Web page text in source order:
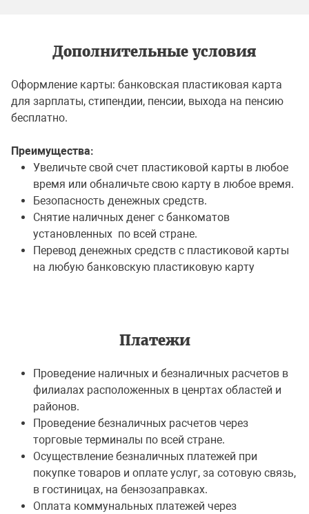
Дополнительные условия
Оформление карты: банковская пластиковая карта
для зарплаты, стипендии, пенсии, выхода на пенсию
бесплатно.
Преимущества:
Увеличьте свой счет пластиковой карты в любое
время или обналичьте свою карту в любое время.
Безопасность денежных средств.
Снятие наличных денег с банкоматов
установленных по всей стране.
Перевод денежных средств с пластиковой карты
на любую банковскую пластиковую карту
Платежи
Проведение наличных и безналичных расчетов в
филиалах расположенных в ценртах областей и
районов.
Проведение безналичных расчетов через
торговые терминалы по всей стране.
Осуществление безналичных платежей при
покупке товаров и оплате услуг, за сотовую связь,
в гостиницах, на бензозаправках.
Оплата коммунальных платежей через